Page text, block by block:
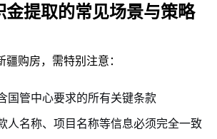
金提取的常见场景与策略
疆购房，需特别注意：
国管中心要求的所有关键条款
人名称、项目名称等信息必须完全一致